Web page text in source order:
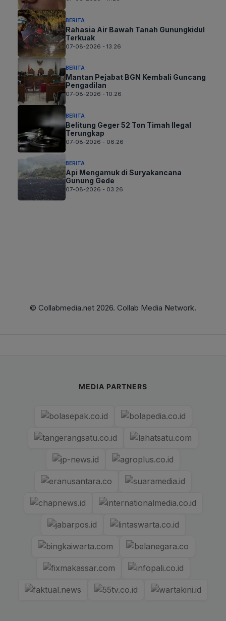
BERITA
Rahasia Air Bawah Tanah Gunungkidul
Terkuak
07-08-2026 - 13.26
BERITA
Mantan Pejabat BGN Kembali Guncang
Pengadilan
07-08-2026 - 10.26
BERITA
Belitung Geger 52 Ton Timah Ilegal
Terungkap
07-08-2026 - 06.26
BERITA
Api Mengamuk di Suryakancana
Gunung Gede
07-08-2026 - 03.26
© Collabmedia.net 2026. Collab Media Network.
MEDIA PARTNERS